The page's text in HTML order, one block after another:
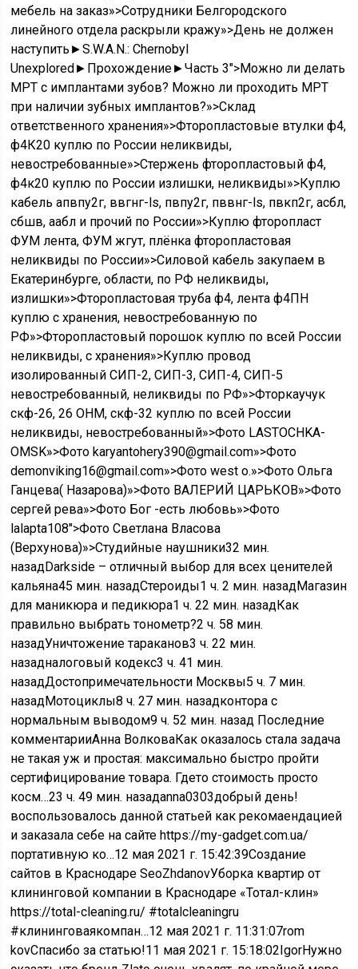
мебель на заказ»>Сотрудники Белгородского
линейного отдела раскрыли кражу»>День не должен
наступить►S.W.A.N.: Chernobyl
Unexplored►Прохождение►Часть 3″>Можно ли делать
МРТ с имплантами зубов? Можно ли проходить МРТ
при наличии зубных имплантов?»>Склад
ответственного хранения»>Фторопластовые втулки ф4,
ф4К20 куплю по России неликвиды,
невостребованные»>Стержень фторопластовый ф4,
ф4к20 куплю по России излишки, неликвиды»>Куплю
кабель апвпу2г, ввгнг-ls, пвпу2г, пввнг-ls, пвкп2г, асбл,
сбшв, аабл и прочий по России»>Куплю фторопласт
ФУМ лента, ФУМ жгут, плёнка фторопластовая
неликвиды по России»>Силовой кабель закупаем в
Екатеринбурге, области, по РФ неликвиды,
излишки»>Фторопластовая труба ф4, лента ф4ПН
куплю с хранения, невостребованную по
РФ»>Фторопластовый порошок куплю по всей России
неликвиды, с хранения»>Куплю провод
изолированный СИП-2, СИП-3, СИП-4, СИП-5
невостребованный, неликвиды по РФ»>Фторкаучук
скф-26, 26 ОНМ, скф-32 куплю по всей России
неликвиды, невостребованный»>Фото LASTOCHKA-
OMSK»>Фото karyantohery390@gmail.com»>Фото
demonviking16@gmail.com»>Фото west o.»>Фото Ольга
Ганцева( Назарова)»>Фото ВАЛЕРИЙ ЦАРЬКОВ»>Фото
сергей рева»>Фото Бог -есть любовь»>Фото
lalapta108″>Фото Светлана Власова
(Верхунова)»>Студийные наушники32 мин.
назадDarkside – отличный выбор для всех ценителей
кальяна45 мин. назадСтероиды1 ч. 2 мин. назадМагазин
для маникюра и педикюра1 ч. 22 мин. назадКак
правильно выбрать тонометр?2 ч. 58 мин.
назадУничтожение тараканов3 ч. 22 мин.
назадналоговый кодекс3 ч. 41 мин.
назадДостопримечательности Москвы5 ч. 7 мин.
назадМотоциклы8 ч. 27 мин. назадконтора с
нормальным выводом9 ч. 52 мин. назад Последние
комментарииАнна ВолковаКак оказалось стала задача
не такая уж и простая: максимально быстро пройти
сертифицирование товара. Гдето стоимость просто
косм…23 ч. 49 мин. назадanna0303добрый день!
воспользовалось данной статьей как рекомаендацией
и заказала себе на сайте https://my-gadget.com.ua/
портативную ко…12 мая 2021 г. 15:42:39Создание
сайтов в Краснодаре SeoZhdanovУборка квартир от
клининговой компании в Краснодаре «Тотал-клин»
https://total-cleaning.ru/ #totalcleaningru
#клининговаякомпан…12 мая 2021 г. 11:31:07rom
kovСпасибо за статью!11 мая 2021 г. 15:18:02IgorНужно